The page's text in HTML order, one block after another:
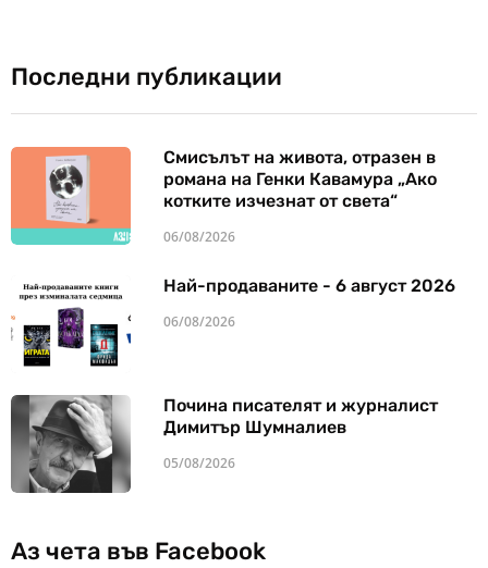
Последни публикации
Смисълът на живота, отразен в
романа на Генки Кавамура „Ако
котките изчезнат от света“
06/08/2026
Най-продаваните - 6 август 2026
06/08/2026
Почина писателят и журналист
Димитър Шумналиев
05/08/2026
Аз чета във Facebook